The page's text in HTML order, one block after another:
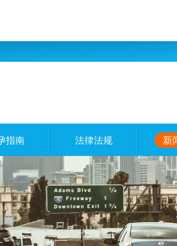
指南 法律法规 新